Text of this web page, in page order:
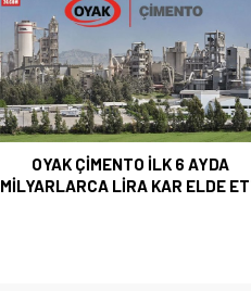
OYAK ÇİMENTO İLK 6 AYDA
LİRA KAR ELDE ETT